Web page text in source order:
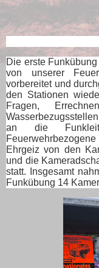
Die erste
von unserer
vorbereitet und
den Stationen
Fragen,
an die
Ehrgeiz von den
und die
statt. Insgesamt
Funkübung 14